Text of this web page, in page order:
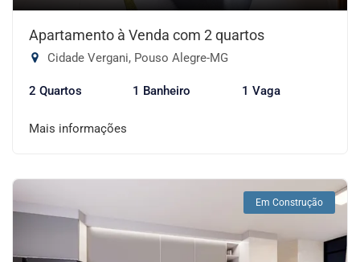
Apartamento à Venda com 2 quartos
Cidade Vergani, Pouso Alegre-MG
2 Quartos 1 Banheiro 1 Vaga
Mais informações
Em Construção